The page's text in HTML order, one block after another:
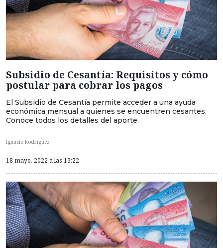
Subsidio de Cesantía: Requisitos y cómo
postular para cobrar los pagos
El Subsidio de Cesantía permite acceder a una ayuda
económica mensual a quienes se encuentren cesantes.
Conoce todos los detalles del aporte.
Ignacio Rodríguez
18 mayo, 2022 a las 13:22